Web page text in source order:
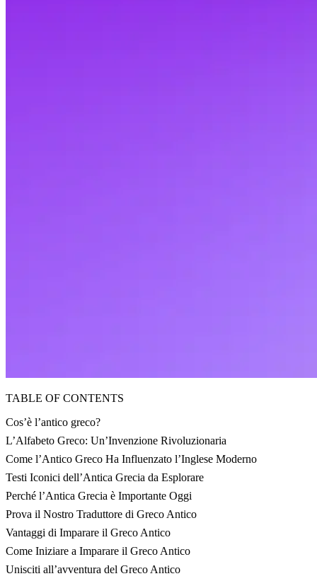
TABLE OF CONTENTS
Cos’è l’antico greco?
L’Alfabeto Greco: Un’Invenzione Rivoluzionaria
Come l’Antico Greco Ha Influenzato l’Inglese Moderno
Testi Iconici dell’Antica Grecia da Esplorare
Perché l’Antica Grecia è Importante Oggi
Prova il Nostro Traduttore di Greco Antico
Vantaggi di Imparare il Greco Antico
Come Iniziare a Imparare il Greco Antico
Unisciti all’avventura del Greco Antico